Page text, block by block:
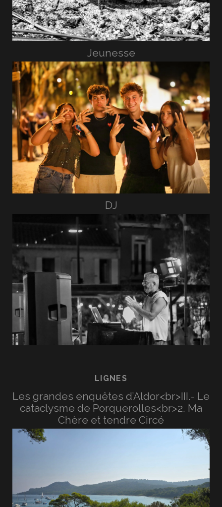
Jeunesse
DJ
LIGNES
Les grandes enquêtes d’Aldor<br>III.- Le
cataclysme de Porquerolles<br>2. Ma
Chère et tendre Circé